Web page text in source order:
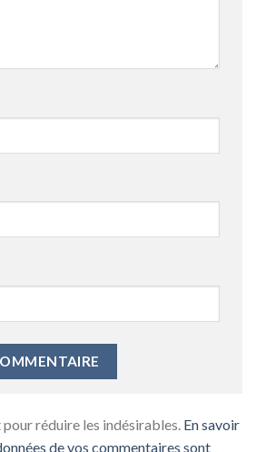
réduire les indésirables. En savoir
de vos commentaires sont